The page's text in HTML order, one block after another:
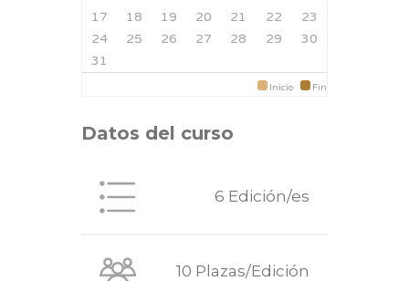
17
18 19 20 21 22
23
24
25 26 27 28 29
30
31
Inicio Fin
Datos del curso
6 Edición/es
10 Plazas/Edición